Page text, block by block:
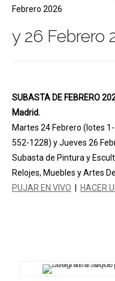
y 26 Febrero
SUBASTA DE FEBRERO
Madrid.
Martes 24 Febrero (lotes
552-1228) y Jueves 26
Subasta de Pintura y
Relojes, Muebles y Artes
PUJAR EN VIVO
HACER